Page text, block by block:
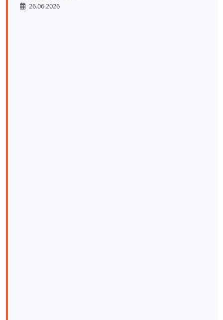
26.06.2026